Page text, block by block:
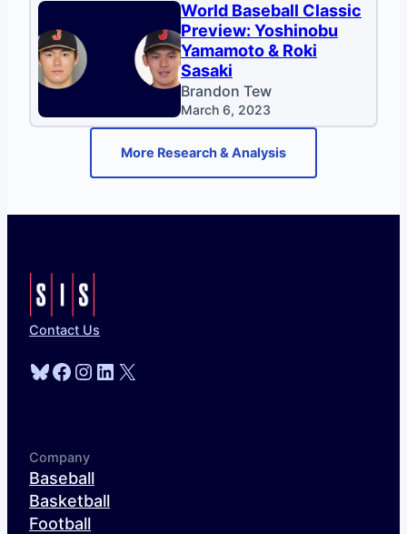
World Baseball Classic
Preview: Yoshinobu
Yamamoto & Roki
Sasaki
Brandon Tew
March 6, 2023
More Research & Analysis
Contact Us
Bluesky
Facebook
Instagram
LinkedIn
X
Company
Baseball
Basketball
Football